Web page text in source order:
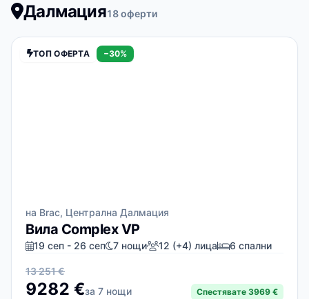
Далмация18 оферти
ТОП ОФЕРТА −30%
на Brac, Централна Далмация
Вила Complex VP
19 сеп - 26 сеп 7 нощи 12 (+4) лица 6 спални
13 251 €
9282 €за 7 нощи Спестявате 3969 €